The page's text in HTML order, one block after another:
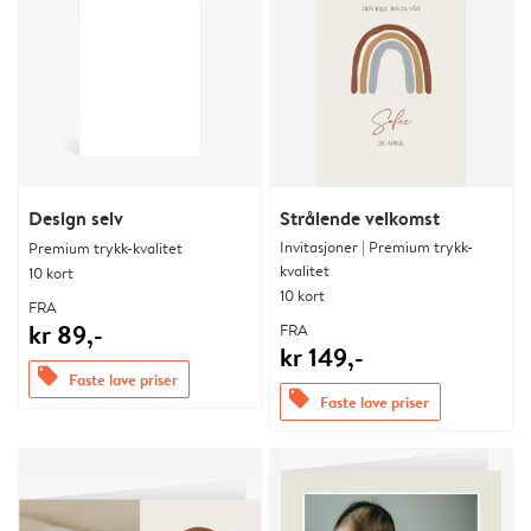
Design selv
Premium trykk-kvalitet
10 kort
FRA
kr 89,-
offers Faste lave priser
Strålende velkomst
Invitasjoner | Premium trykk-
kvalitet
10 kort
FRA
kr 149,-
offers Faste lave priser